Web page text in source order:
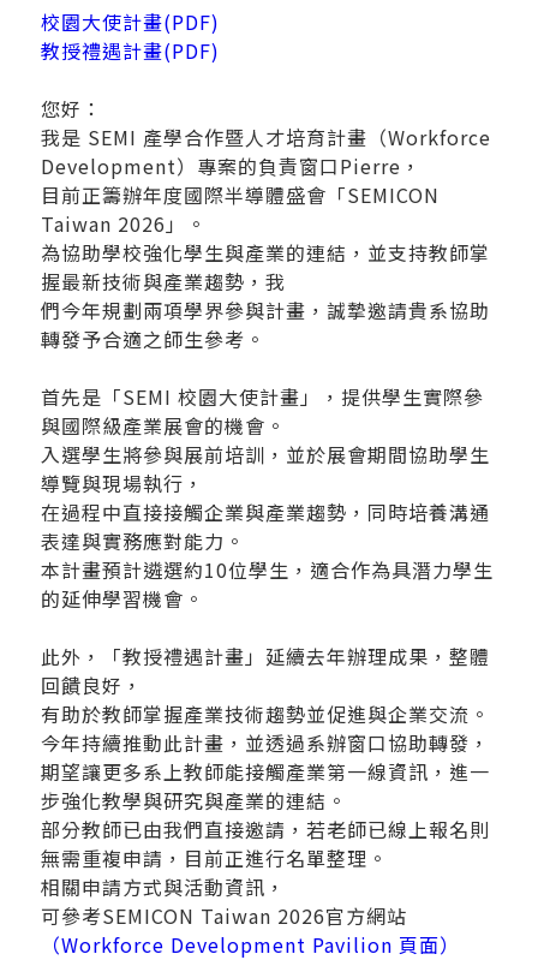
校園大使計畫(PDF)
教授禮遇計畫(PDF)
您好：
我是 SEMI 產學合作暨人才培育計畫（Workforce
Development）專案的負責窗口Pierre，
目前正籌辦年度國際半導體盛會「SEMICON
Taiwan 2026」。
為協助學校強化學生與產業的連結，並支持教師掌
握最新技術與產業趨勢，我
們今年規劃兩項學界參與計畫，誠摯邀請貴系協助
轉發予合適之師生參考。
首先是「SEMI 校園大使計畫」，提供學生實際參
與國際級產業展會的機會。
入選學生將參與展前培訓，並於展會期間協助學生
導覽與現場執行，
在過程中直接接觸企業與產業趨勢，同時培養溝通
表達與實務應對能力。
本計畫預計遴選約10位學生，適合作為具潛力學生
的延伸學習機會。
此外，「教授禮遇計畫」延續去年辦理成果，整體
回饋良好，
有助於教師掌握產業技術趨勢並促進與企業交流。
今年持續推動此計畫，並透過系辦窗口協助轉發，
期望讓更多系上教師能接觸產業第一線資訊，進一
步強化教學與研究與產業的連結。
部分教師已由我們直接邀請，若老師已線上報名則
無需重複申請，目前正進行名單整理。
相關申請方式與活動資訊，
可參考SEMICON Taiwan 2026官方網站
（Workforce Development Pavilion 頁面）